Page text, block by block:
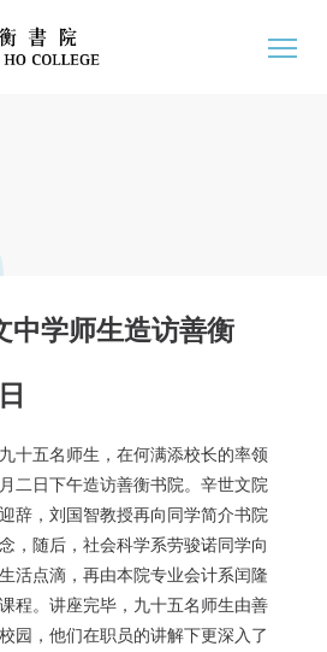
中学师生造访善衡
十五名师生，在何满添校长的率领
二日下午造访善衡书院。辛世文院
辞，刘国智教授再向同学简介书院
，随后，社会科学系劳骏诺同学向
活点滴，再由本院专业会计系闰隆
程。讲座完毕，九十五名师生由善
园，他们在职员的讲解下更深入了